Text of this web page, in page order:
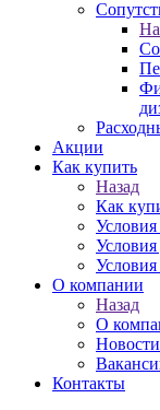
Акции
Как купить
Назад
Как
Условия
Условия
О компании
Назад
О
Новости
Контакты